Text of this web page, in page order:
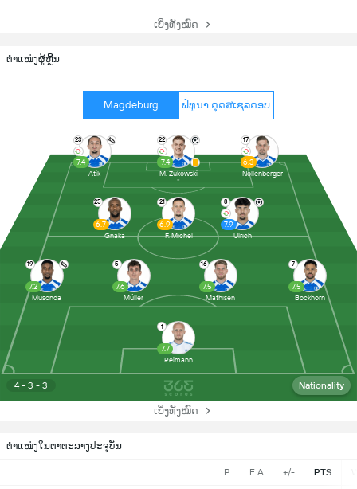
ຕຳແໜ່ງໃນຕາຕະລາງປະຈຸບັນ
P F:A +/- PTS
ຕຳແໜ່ງຜູ້ຫຼິ້ນ
Magdeburg ຟໍທູນາ ດຸດສເຊລດອບ
4 - 3 - 3 Nationality
1
7.7
Reimann
19
7.2
Musonda
5
7.6
Müller
16
7.5
Mathisen
7
7.5
Bockhorn
25
6.7
Gnaka
21
6.9
F. Michel
8
7.9
Ulrich
23
7.4
Atik
22
7.4
M. Żukowski
17
6.3
Nollenberger
ເບິ່ງທັງໝົດ
ເບິ່ງທັງໝົດ